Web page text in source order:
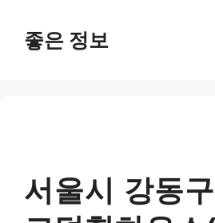
좋은 정보
서울시 강동